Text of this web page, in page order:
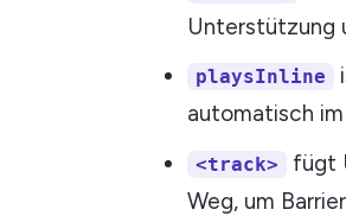
Unterstützung
playsInline
automatisch
<track>
fügt
Weg, um